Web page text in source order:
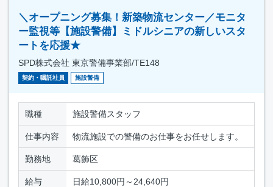
＼オープニング募集！新築物流センター／モニタ
ー監視等【施設警備】ミドルシニアの新しいスタ
ートを応援★
SPD株式会社 東京警備事業部/TE148
契約・嘱託社員 施設警備
職種 施設警備スタッフ
仕事内容 物流施設での警備のお仕事をお任せします。
勤務地 葛飾区
給与 日給10,800円～24,640円